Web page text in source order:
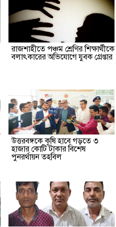
রাজশাহীতে পঞ্চম শ্রেণির শিক্ষার্থীকে
বলাৎকারের অভিযোগে যুবক গ্রেপ্তার
উত্তরবঙ্গকে কৃষি হাবে গড়তে ৩
হাজার কোটি টাকার বিশেষ
পুনরর্থায়ন তহবিল